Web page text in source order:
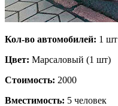
Кол-во автомобилей: 1 шт
Цвет: Марсаловый (1 шт)
Стоимость: 2000
Вместимость: 5 человек